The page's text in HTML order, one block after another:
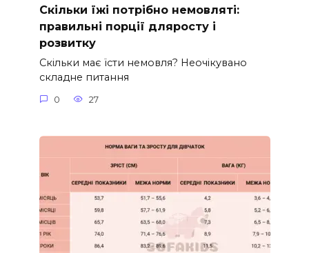
Скільки їжі потрібно немовляті:
правильні порції дляросту і
розвитку
Скільки має їсти немовля? Неочікувано
складне питання
0 27